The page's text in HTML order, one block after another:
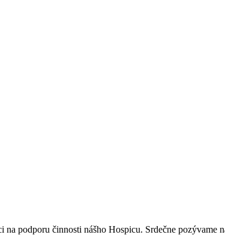
podporu činnosti nášho Hospicu. Srdečne pozývame